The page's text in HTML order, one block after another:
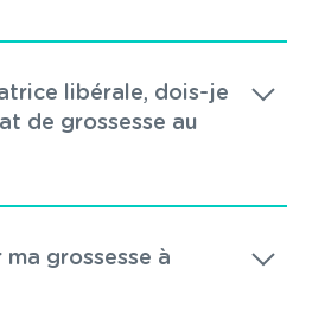
libérale, dois-je
de grossesse au
grossesse à